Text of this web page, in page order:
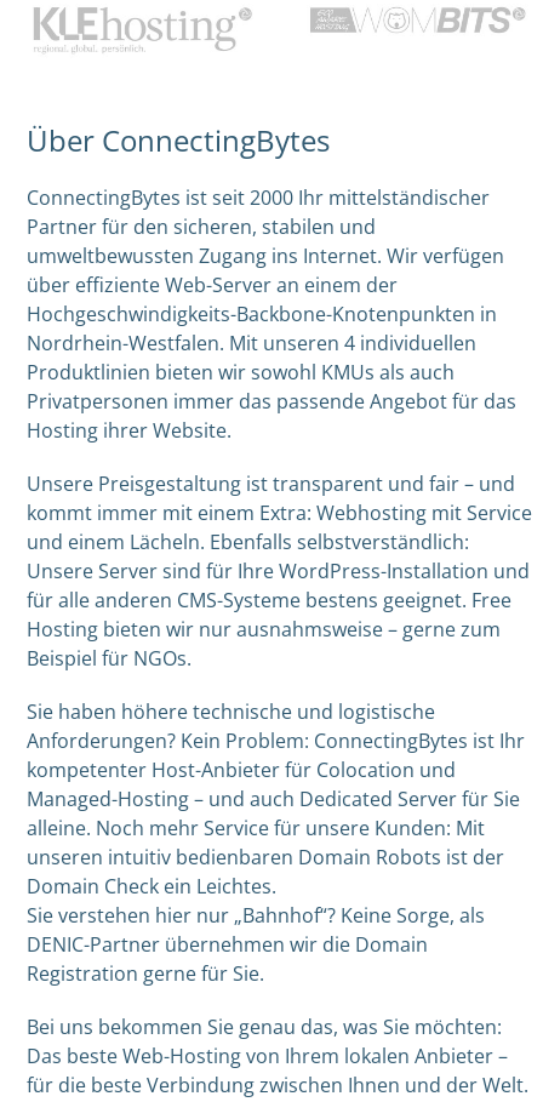
Über ConnectingBytes
ConnectingBytes ist seit 2000 Ihr mittelständischer
Partner für den sicheren, stabilen und
umweltbewussten Zugang ins Internet. Wir verfügen
über effiziente Web-Server an einem der
Hochgeschwindigkeits-Backbone-Knotenpunkten in
Nordrhein-Westfalen. Mit unseren 4 individuellen
Produktlinien bieten wir sowohl KMUs als auch
Privatpersonen immer das passende Angebot für das
Hosting ihrer Website.
Unsere Preisgestaltung ist transparent und fair – und
kommt immer mit einem Extra: Webhosting mit Service
und einem Lächeln. Ebenfalls selbstverständlich:
Unsere Server sind für Ihre WordPress-Installation und
für alle anderen CMS-Systeme bestens geeignet. Free
Hosting bieten wir nur ausnahmsweise – gerne zum
Beispiel für NGOs.
Sie haben höhere technische und logistische
Anforderungen? Kein Problem: ConnectingBytes ist Ihr
kompetenter Host-Anbieter für Colocation und
Managed-Hosting – und auch Dedicated Server für Sie
alleine. Noch mehr Service für unsere Kunden: Mit
unseren intuitiv bedienbaren Domain Robots ist der
Domain Check ein Leichtes.
Sie verstehen hier nur „Bahnhof“? Keine Sorge, als
DENIC-Partner übernehmen wir die Domain
Registration gerne für Sie.
Bei uns bekommen Sie genau das, was Sie möchten:
Das beste Web-Hosting von Ihrem lokalen Anbieter –
für die beste Verbindung zwischen Ihnen und der Welt.